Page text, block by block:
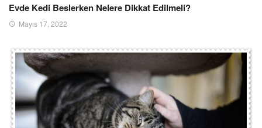
Evde Kedi Beslerken Nelere Dikkat Edilmeli?
Mayıs 17, 2022